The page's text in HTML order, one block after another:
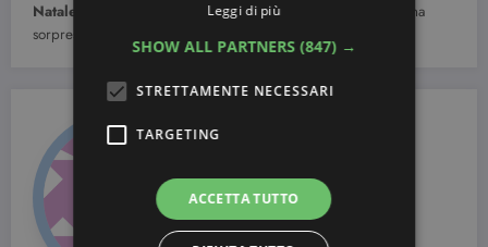
Natale potresti essere proprio tu!Hai pensato di fargli una
sorpresa e di raggiungerlo?
Leggi di più
SHOW ALL PARTNERS (847) →
STRETTAMENTE NECESSARI
TARGETING
ACCETTA TUTTO